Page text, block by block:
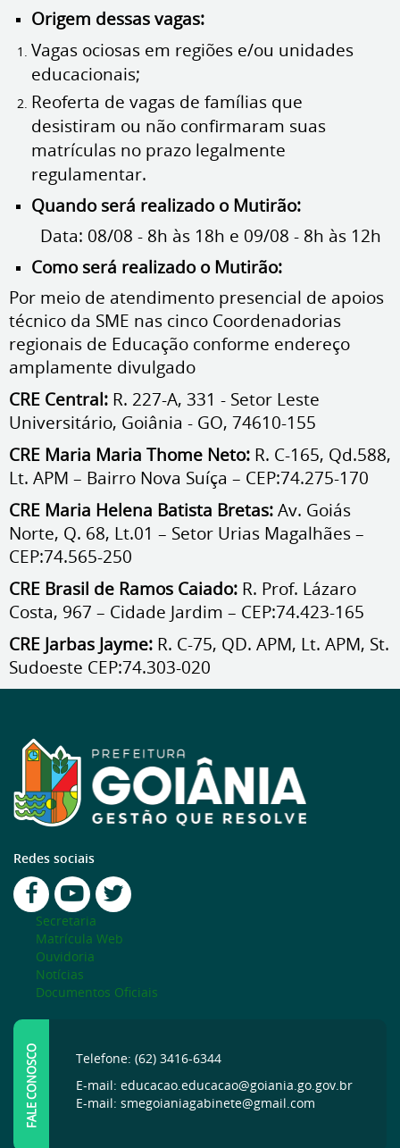
Origem dessas vagas:
Vagas ociosas em regiões e/ou unidades
educacionais;
Reoferta de vagas de famílias que
desistiram ou não confirmaram suas
matrículas no prazo legalmente
regulamentar.
Quando será realizado o Mutirão:
Data: 08/08 - 8h às 18h e 09/08 - 8h às 12h
Como será realizado o Mutirão:
Por meio de atendimento presencial de apoios
técnico da SME nas cinco Coordenadorias
regionais de Educação conforme endereço
amplamente divulgado
CRE Central: R. 227-A, 331 - Setor Leste
Universitário, Goiânia - GO, 74610-155
CRE Maria Maria Thome Neto: R. C-165, Qd.588,
Lt. APM – Bairro Nova Suíça – CEP:74.275-170
CRE Maria Helena Batista Bretas: Av. Goiás
Norte, Q. 68, Lt.01 – Setor Urias Magalhães –
CEP:74.565-250
CRE Brasil de Ramos Caiado: R. Prof. Lázaro
Costa, 967 – Cidade Jardim – CEP:74.423-165
CRE Jarbas Jayme: R. C-75, QD. APM, Lt. APM, St.
Sudoeste CEP:74.303-020
Redes sociais
Secretaria
Matrícula Web
Ouvidoria
Notícias
Documentos Oficiais
FALE CONOSCO
Telefone: (62) 3416-6344
E-mail: educacao.educacao@goiania.go.gov.br
E-mail: smegoianiagabinete@gmail.com